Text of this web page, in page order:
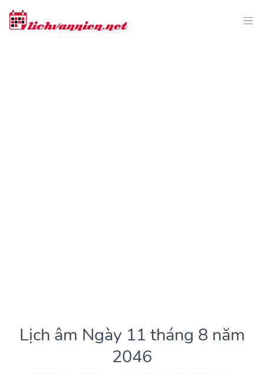
Lịch âm Ngày 11 tháng 8 năm
2046